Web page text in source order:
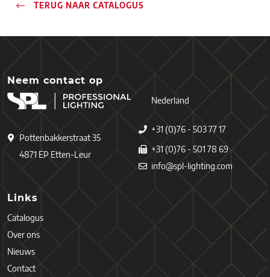
TERUG NAAR CATALOGUS
Neem contact op
Pottenbakkerstraat 35
4871 EP Etten-Leur
Nederland
+31 (0)76 - 503 77 17
+31 (0)76 - 501 78 69
info@spl-lighting.com
Links
Catalogus
Over ons
Nieuws
Contact